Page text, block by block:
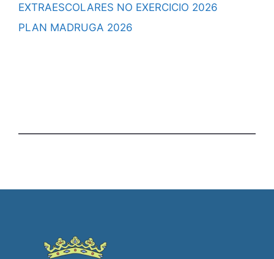
EXTRAESCOLARES NO EXERCICIO 2026
PLAN MADRUGA 2026